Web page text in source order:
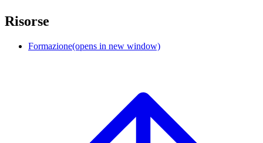
Risorse
Formazione(opens in new window)